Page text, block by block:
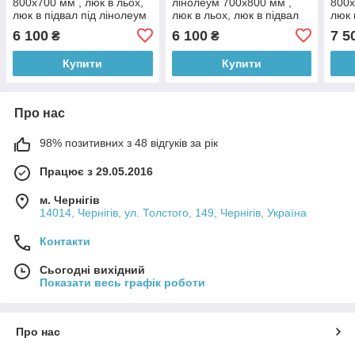
люк в підвал під лінолеум
6 100 ₴
Купити
люк в льох, люк в підвал
6 100₴
Купити
люк
7
Про нас
98% позитивних з 48 відгуків за рік
Працює з 29.05.2016
м. Чернігів
14014, Чернігів, ул. Толстого, 149, Чернігів, Україна
Контакти
Сьогодні вихідний
Показати весь графік роботи
Про нас